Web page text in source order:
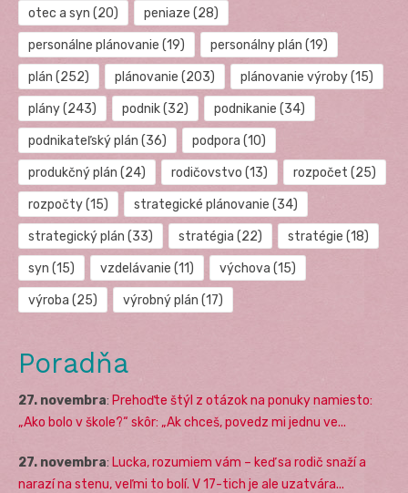
otec a syn (20) peniaze (28)
personálne plánovanie (19) personálny plán (19)
plán (252) plánovanie (203) plánovanie výroby(15)
plány(243) podnik(32) podnikanie (34)
podnikateľský plán (36) podpora (10)
produkčný plán (24) rodičovstvo (13) rozpočet (25)
rozpočty(15) strategické plánovanie (34)
strategický plán (33) stratégia (22) stratégie (18)
syn (15) vzdelávanie (11) výchova (15)
výroba (25) výrobný plán (17)
Poradňa
27. novembra: Prehoďte štýl z otázok na ponuky namiesto:
„Ako bolo v škole?“ skôr: „Ak chceš, povedz mi jednu ve...
27. novembra: Lucka, rozumiem vám – keď sa rodič snaží a
narazí na stenu, veľmi to bolí. V 17-tich je ale uzatvára...